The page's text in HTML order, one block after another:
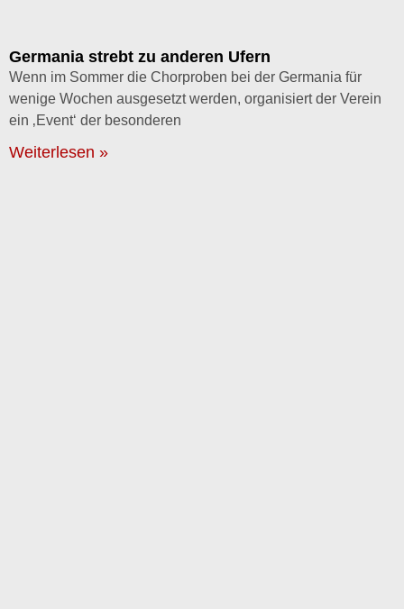
Germania strebt zu anderen Ufern
Wenn im Sommer die Chorproben bei der Germania für
wenige Wochen ausgesetzt werden, organisiert der Verein
ein ‚Event‘ der besonderen
Weiterlesen »